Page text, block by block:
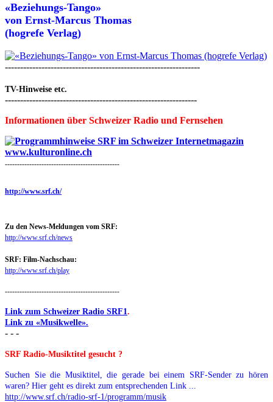
«Beziehungs-Tango»
von Ernst-Marcus Thomas
(hogrefe Verlag)
----------------------------------------------------------------
TV-Hinweise etc.
---------------------------------------------------------------
Informationen über Schweizer Radio und Fernsehen
-----------------------------------------------
http://www.srf.ch/
Zu den News-Meldungen vom SRF:
http://www.srf.ch/news
SRF: Film-Nachschau:
http://www.srf.ch/play
-----------------------------------------------
Link zum Schweizer Radio SRF1.
Link zu «Musikwelle».
- - -
SRF Radio-Musiktitel gesucht ?
Suchen Sie die Musiktitel, die gerade bei einem SRF-Sender zu hören
waren? Hier geht es direkt zum entsprechenden Link ...
http://www.srf.ch/radio-srf-1/programm/musik